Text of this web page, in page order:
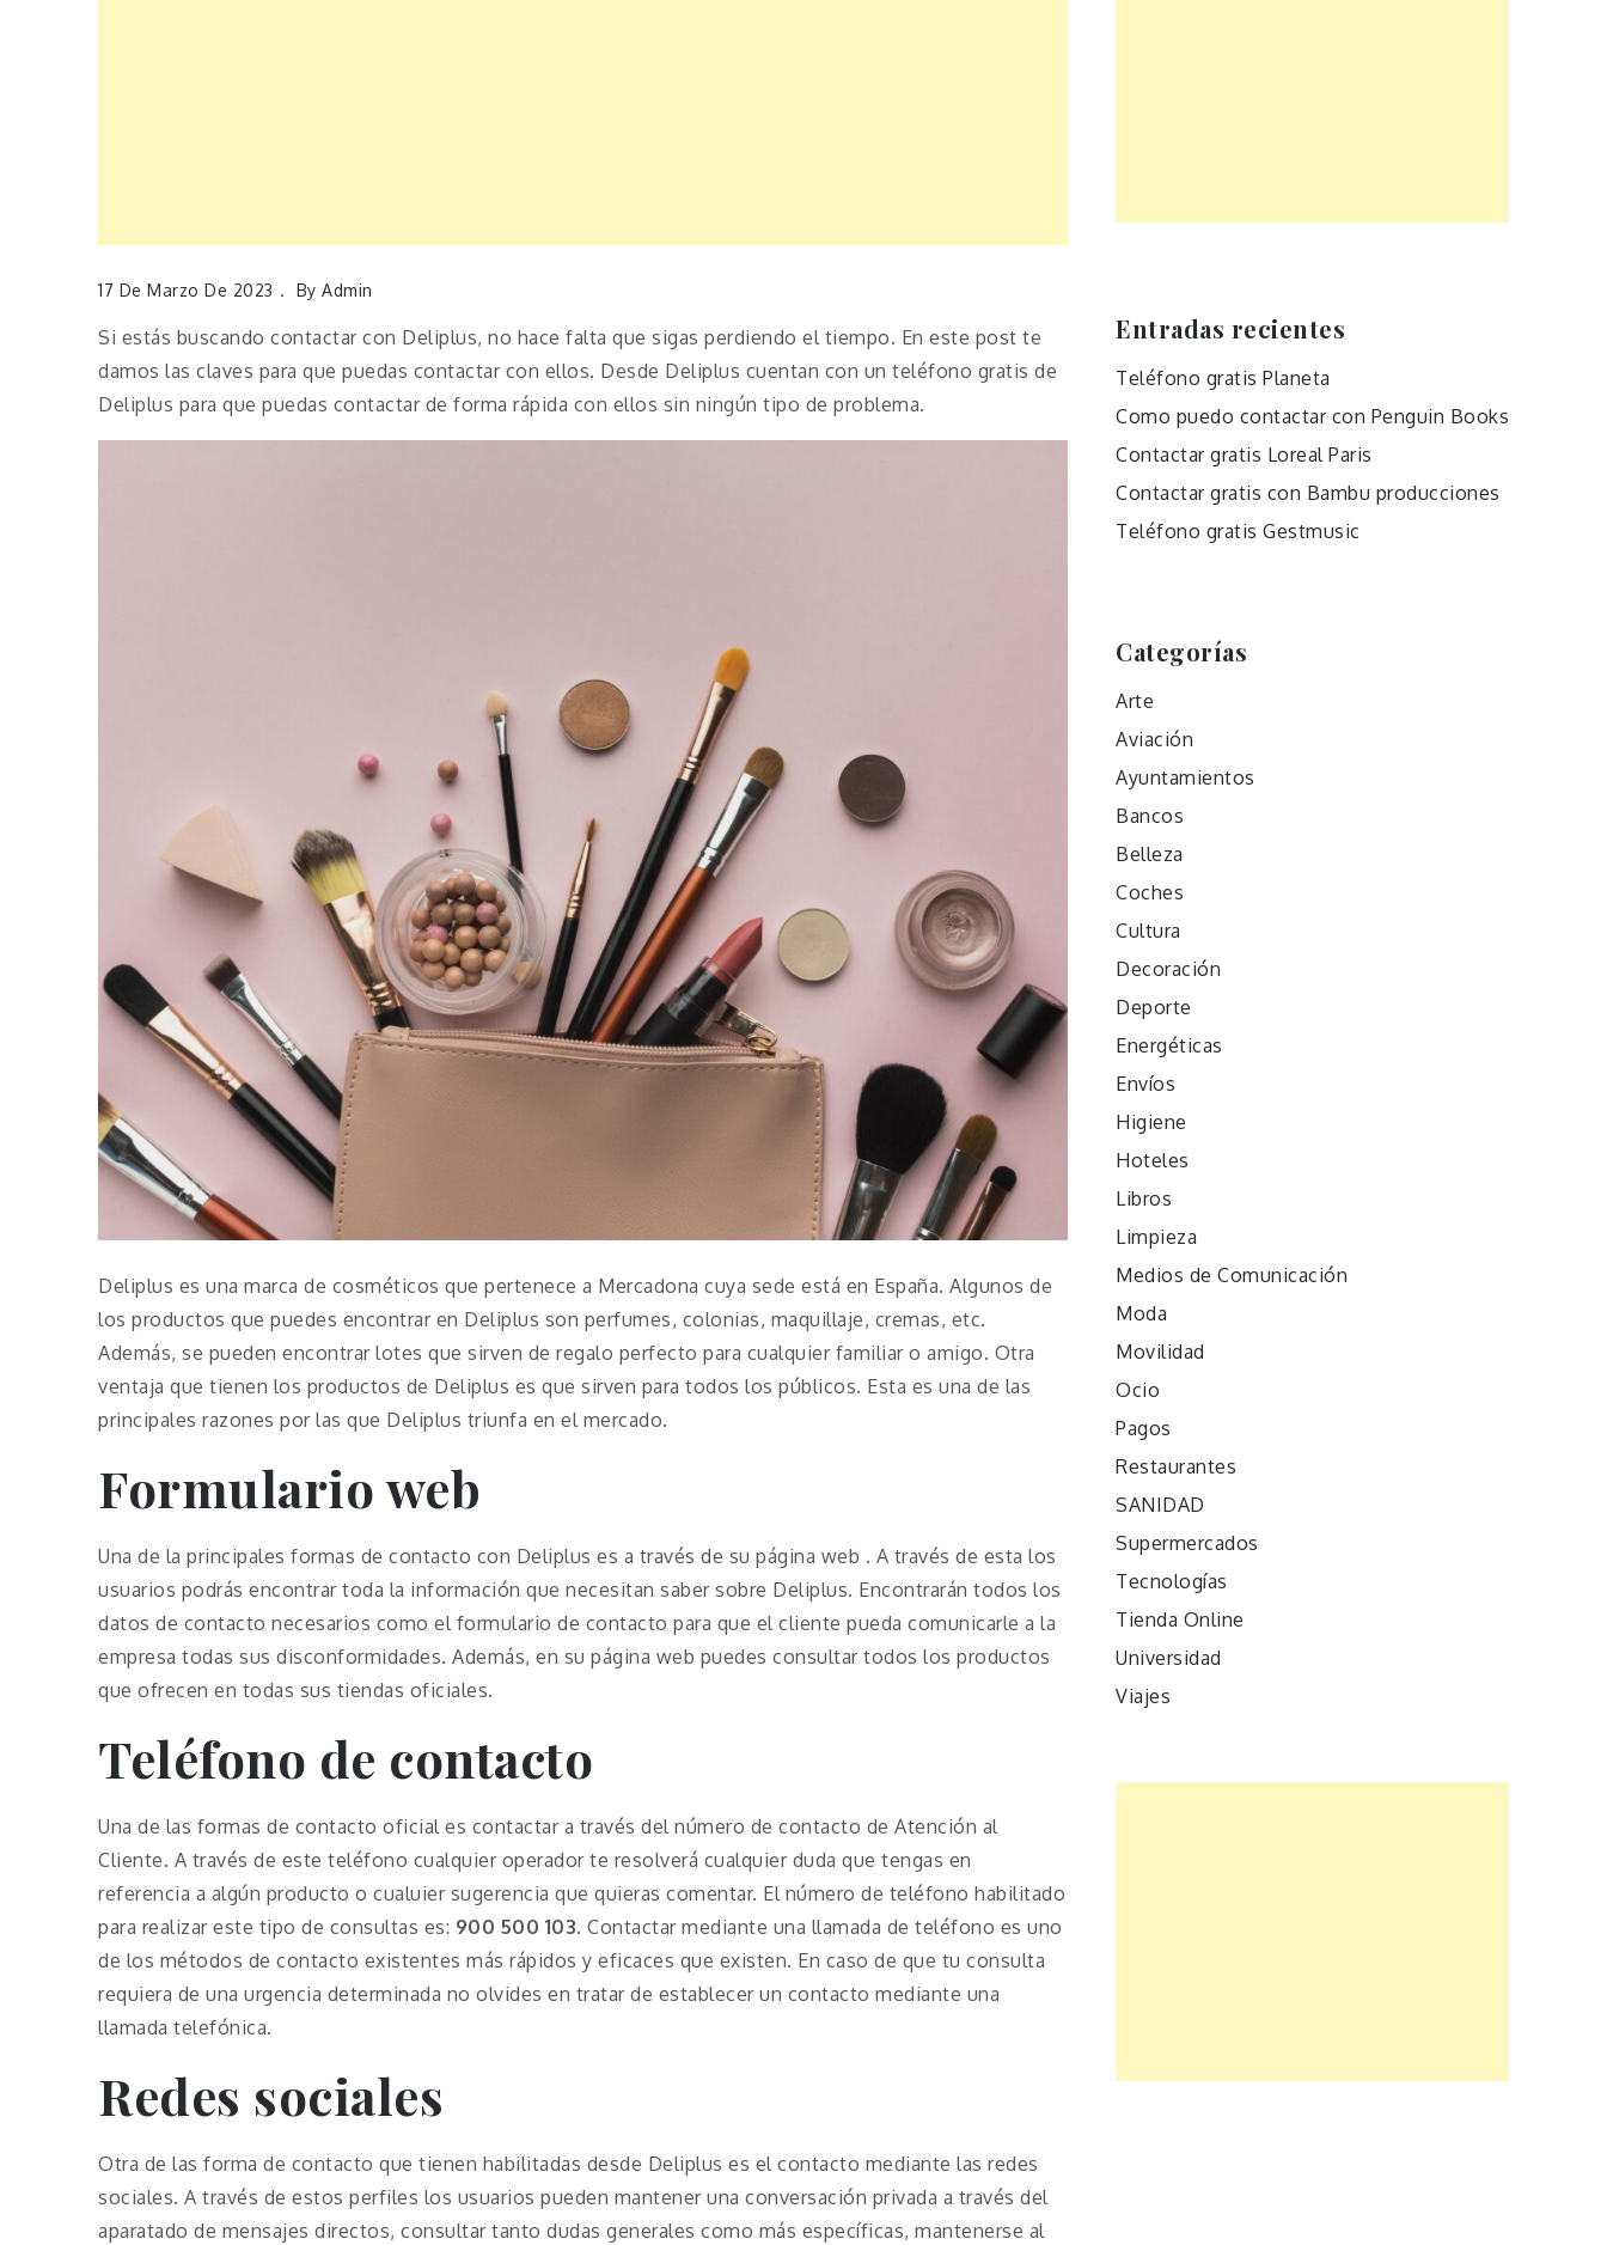
17 De Marzo De 2023 By Admin
Si estás buscando contactar con Deliplus, no hace falta que sigas perdiendo el tiempo. En este post te
damos las claves para que puedas contactar con ellos. Desde Deliplus cuentan con un teléfono gratis de
Deliplus para que puedas contactar de forma rápida con ellos sin ningún tipo de problema.
Deliplus es una marca de cosméticos que pertenece a Mercadona cuya sede está en España. Algunos de
los productos que puedes encontrar en Deliplus son perfumes, colonias, maquillaje, cremas, etc.
Además, se pueden encontrar lotes que sirven de regalo perfecto para cualquier familiar o amigo. Otra
ventaja que tienen los productos de Deliplus es que sirven para todos los públicos. Esta es una de las
principales razones por las que Deliplus triunfa en el mercado.
Formulario web
Una de la principales formas de contacto con Deliplus es a través de su página web . A través de esta los
usuarios podrás encontrar toda la información que necesitan saber sobre Deliplus. Encontrarán todos los
datos de contacto necesarios como el formulario de contacto para que el cliente pueda comunicarle a la
empresa todas sus disconformidades. Además, en su página web puedes consultar todos los productos
que ofrecen en todas sus tiendas oficiales.
Teléfono de contacto
Una de las formas de contacto oficial es contactar a través del número de contacto de Atención al
Cliente. A través de este teléfono cualquier operador te resolverá cualquier duda que tengas en
referencia a algún producto o cualuier sugerencia que quieras comentar. El número de teléfono habilitado
para realizar este tipo de consultas es: 900 500 103. Contactar mediante una llamada de teléfono es uno
de los métodos de contacto existentes más rápidos y eficaces que existen. En caso de que tu consulta
requiera de una urgencia determinada no olvides en tratar de establecer un contacto mediante una
llamada telefónica.
Redes sociales
Otra de las forma de contacto que tienen habilitadas desde Deliplus es el contacto mediante las redes
sociales. A través de estos perfiles los usuarios pueden mantener una conversación privada a través del
aparatado de mensajes directos, consultar tanto dudas generales como más específicas, mantenerse al
Entradas recientes
Teléfono gratis Planeta
Como puedo contactar con Penguin Books
Contactar gratis Loreal Paris
Contactar gratis con Bambu producciones
Teléfono gratis Gestmusic
Categorías
Arte
Aviación
Ayuntamientos
Bancos
Belleza
Coches
Cultura
Decoración
Deporte
Energéticas
Envíos
Higiene
Hoteles
Libros
Limpieza
Medios de Comunicación
Moda
Movilidad
Ocio
Pagos
Restaurantes
SANIDAD
Supermercados
Tecnologías
Tienda Online
Universidad
Viajes